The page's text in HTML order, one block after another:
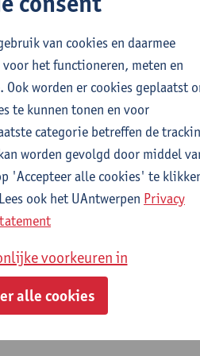
deel 1
reanimatie
deel 1
reanimatie
in anesthesie-
reanimatie
in anesthesie-
van cookies en daarmee
het functioneren, meten en
worden er cookies geplaatst
te kunnen tonen en voor
categorie betreffen de
worden gevolgd door middel
'Accepteer alle cookies' te
ook het UAntwerpen Privacy
voorkeuren in
alle cookies